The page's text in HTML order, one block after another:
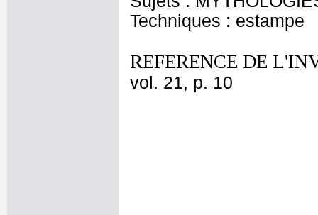
Techniques : estampe
REFERENCE DE
vol. 21, p. 10